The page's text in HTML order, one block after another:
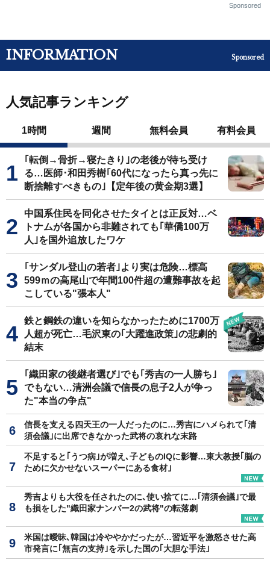
Sponsored
INFORMATION Sponsored
人気記事ランキング
1時間 週間 無料会員 有料会員
｢転倒→骨折→寝たきり｣の老後が待ち受け
る…医師･和田秀樹｢60代になったら真っ先に
断捨離すべきもの｣【定年後の黄金期3選】
中国系住民を同化させたタイとは正反対…ベ
トナムが各国から非難されても｢華僑100万
人｣を国外追放したワケ
｢サンダル登山の若者｣より実は危険…標高
599ｍの高尾山で年間100件超の遭難事故を起
こしている"張本人"
鉄と鋼鉄の違いを知らなかったために1700万
人超が死亡…毛沢東の｢大躍進政策｣の悲劇的
結末
｢織田家の後継者選び｣でも｢秀吉の一人勝ち｣
でもない…清洲会議で信長の息子2人が争っ
た"本当の争点"
信長を支える四天王の一人だったのに…秀吉にハメられて｢清
須会議｣に出席できなかった武将の哀れな末路
不足すると｢うつ病｣が増え､子どものIQに影響…東大教授｢脳の
ために欠かせないスーパーにある食材｣
秀吉よりも大役を任されたのに､使い捨てに…｢清須会議｣で最
も損をした"織田家ナンバー2の武将"の転落劇
米国は曖昧､韓国は冷ややかだったが…習近平を激怒させた高
市発言に｢無言の支持｣を示した国の｢大胆な手法｣